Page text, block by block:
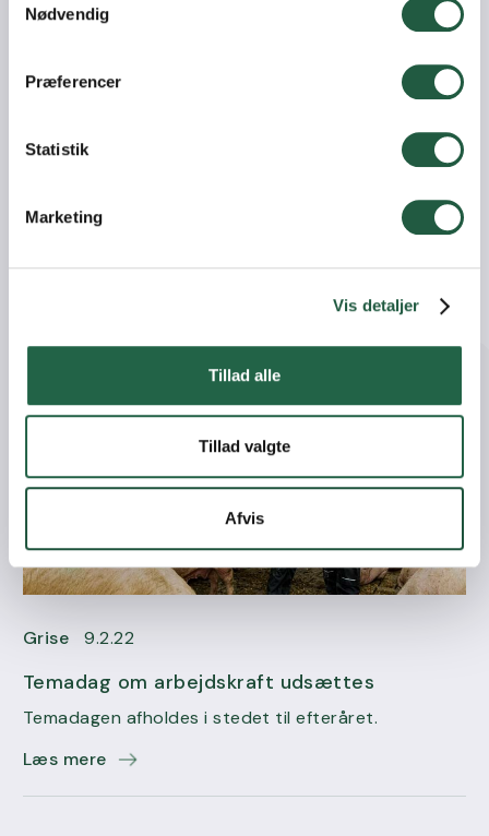
Nødvendig
Præferencer
Statistik
Marketing
Vis detaljer
Tillad alle
Tillad valgte
Afvis
Grise 2.9.22
september
Forberedelserne til Åbent Landbrug er godt i gang!
Grise 9.2.22
Temadag om arbejdskraft udsættes
Temadagen afholdes i stedet til efteråret.
Læs mere